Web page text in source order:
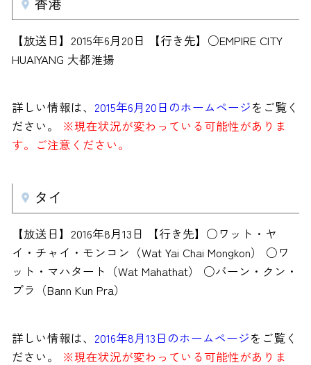
香港
【放送日】2015年6月20日 【行き先】○EMPIRE CITY
HUAIYANG 大都淮揚
詳しい情報は、 2015年6月20日のホームページをご覧く
ださい。
※現在状況が変わっている可能性がありま
す。ご注意ください。
タイ
【放送日】2016年8月13日 【行き先】○ワット・ヤ
イ・チャイ・モンコン（Wat Yai Chai Mongkon） ○ワ
ット・マハタート（Wat Mahathat） ○バーン・クン・
プラ（Bann Kun Pra）
詳しい情報は、 2016年8月13日のホームページをご覧く
ださい。
※現在状況が変わっている可能性がありま